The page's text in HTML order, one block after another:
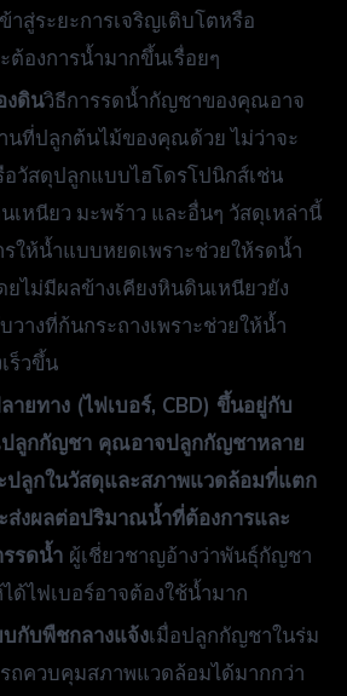
าสู่ระยะการเจริญเติบโตหรือ
ต้องการน้ำมากขึ้นเรื่อยๆ
ดินวิธีการรดน้ำกัญชาของคุณอาจ
นที่ปลูกต้นไม้ของคุณด้วย ไม่ว่าจะ
วัสดุปลูกแบบไฮโดรโปนิกส์เช่น
เหนียว มะพร้าว และอื่นๆ วัสดุเหล่านี้
ให้น้ำแบบหยดเพราะช่วยให้รดน้ำ
ไม่มีผลข้างเคียงหินดินเหนียวยัง
วางที่ก้นกระถางเพราะช่วยให้น้ำ
ร็วขึ้น
ายทาง (ไฟเบอร์, CBD) ขึ้นอยู่กับ
ลูกกัญชา คุณอาจปลูกกัญชาหลาย
ปลูกในวัสดุและสภาพแวดล้อมที่แตก
ส่งผลต่อปริมาณน้ำที่ต้องการและ
รดน้ำ ผู้เชี่ยวชาญอ้างว่าพันธุ์กัญชา
ด้ไฟเบอร์อาจต้องใช้น้ำมาก
กับพืชกลางแจ้งเมื่อปลูกกัญชาในร่ม
ถควบคุมสภาพแวดล้อมได้มากกว่า